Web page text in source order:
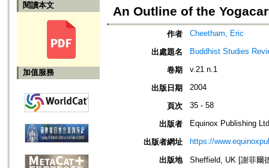
閱讀本文
加值服務
An Outline of the
作者 Cheetham, Eric
出處題名 Buddhist Studies
卷期 v.21 n.1
出版日期 2004
頁次 35 - 58
出版者 Equinox Publishing
出版者網址 https://
出版地
Sheffield, UK [謝菲爾